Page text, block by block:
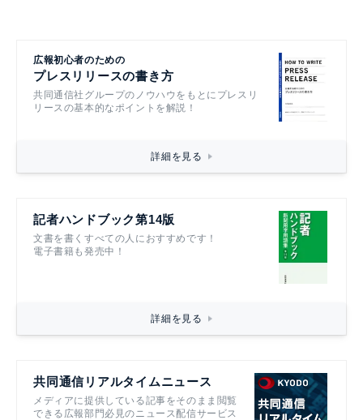
広報初心者のための
プレスリリースの書き方
共同通信社グループのノウハウをもとにプレスリ
リースの基本的なポイントを解説！
詳細を見る
記者ハンドブック第14版
文書を書くすべての人におすすめです！
電子書籍も発売中！
詳細を見る
共同通信リアルタイムニュース
メディアに提供している記事をそのまま閲覧
できる広報部門必見のニュース配信サービス